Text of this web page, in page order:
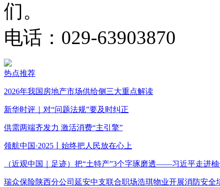
们。
电话：029-63903870
热点推荐
2026年我国房地产市场供给侧三大重点解读
新华时评｜对“问题法规”要及时纠正
供需两端齐发力 激活消费“主引擎”
领航中国·2025丨始终把人民放在心上
（近观中国｜足迹）把“土特产”3个字琢磨透——习近平走进
瑞众保险陕西分公司延安中支联合职场浩琪物业开展消防安全